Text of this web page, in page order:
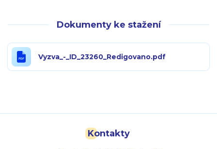
Dokumenty ke stažení
Vyzva_-_ID_23260_Redigovano.pdf
Kontakty